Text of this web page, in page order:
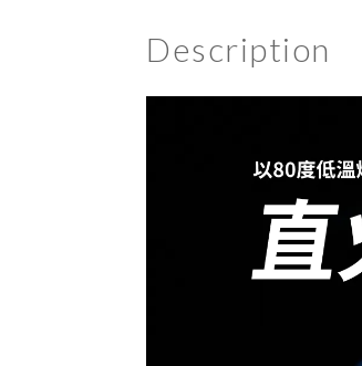
Description